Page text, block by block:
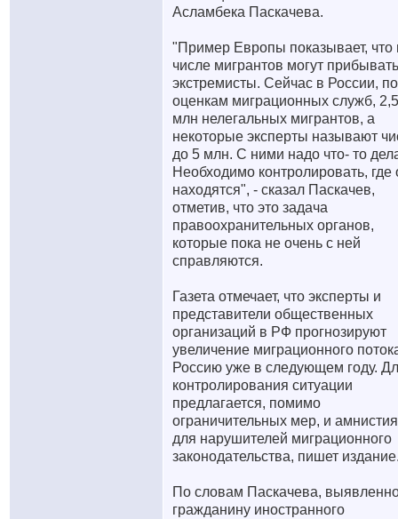
Асламбека Паскачева.
"Пример Европы показывает, что
числе мигрантов могут
экстремисты. Сейчас в России, по
оценкам миграционных служб,
млн нелегальных мигрантов, а
некоторые эксперты называют
до 5 млн. С ними надо что- то
Необходимо контролировать, где
находятся", - сказал Паскачев,
отметив, что это задача
правоохранительных органов,
которые пока не очень с ней
справляются.
Газета отмечает, что эксперты и
представители общественных
организаций в РФ прогнозируют
увеличение миграционного
Россию уже в следующем году.
контролирования ситуации
предлагается, помимо
ограничительных мер, и амнистия
для нарушителей миграционного
законодательства, пишет
По словам Паскачева,
гражданину иностранного